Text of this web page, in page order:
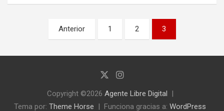
Paginación
entradas
Anterior 1 2 3
Copyright ©2026 Agente Libre Digital
Tema por: Theme Horse Funciona gracias a: WordPress